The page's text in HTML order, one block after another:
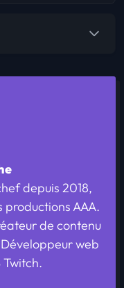
depuis 2018,
AAA.
de contenu
web